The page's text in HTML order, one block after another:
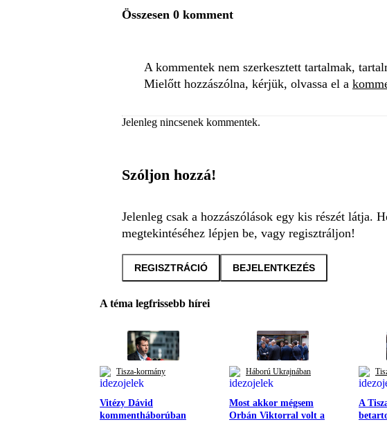
Összesen 0 komment
A kommentek nem szerkesztett tartalmak,
Mielőtt hozzászólna, kérjük, olvassa el a
Jelenleg nincsenek kommentek.
Szóljon hozzá!
Jelenleg csak a hozzászólások egy kis részét látja.
megtekintéséhez lépjen be, vagy regisztráljon!
REGISZTRÁCIÓ BEJELENTKEZÉS
A téma legfrissebb hírei
Tisza-kormány
Vitézy Dávid
kommentháborúban
Háború Ukrajnában
Most akkor mégsem
Orbán Viktorral volt a
A